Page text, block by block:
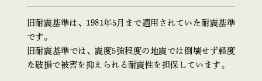
旧耐震基準は、1981年5月まで適用されていた耐震基準
です。
旧耐震基準では、震度5強程度の地震では倒壊せず軽度
な破損で被害を抑えられる耐震性を担保しています。